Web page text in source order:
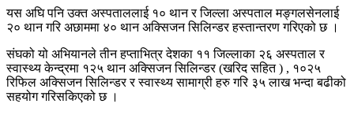
यस अघि पनि उक्त अस्पताललाई १० थान र जिल्ला अस्पताल मङ्गलसेनलाई
२० थान गरि अछाममा ४० थान अक्सिजन सिलिन्डर हस्तान्तरण गरिएको छ ।
संघको यो अभियानले तीन हप्ताभित्र देशका ११ जिल्लाका २६ अस्पताल र
स्वास्थ्य केन्द्रमा १२५ थान अक्सिजन सिलिन्डर (खरिद सहित ) , १०२५
रिफिल अक्सिजन सिलिन्डर र स्वास्थ्य सामाग्री हरु गरि ३५ लाख भन्दा बढीको
सहयोग गरिसकिएको छ ।